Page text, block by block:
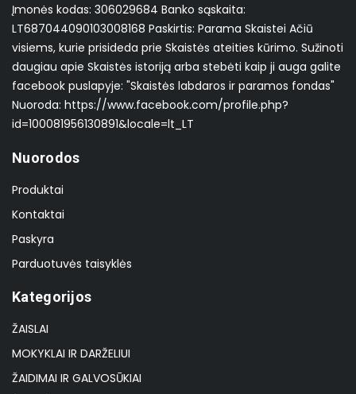
Įmonės kodas: 306029684 Banko sąskaita:
LT687044090103008168 Paskirtis: Parama Skaistei Ačiū
visiems, kurie prisideda prie Skaistės ateities kūrimo. Sužinoti
daugiau apie Skaistės istoriją arba stebėti kaip ji auga galite
facebook puslapyje: "Skaistės labdaros ir paramos fondas"
Nuoroda: https://www.facebook.com/profile.php?
id=100081956130891&locale=lt_LT
Nuorodos
Produktai
Kontaktai
Paskyra
Parduotuvės taisyklės
Kategorijos
ŽAISLAI
MOKYKLAI IR DARŽELIUI
ŽAIDIMAI IR GALVOSŪKIAI